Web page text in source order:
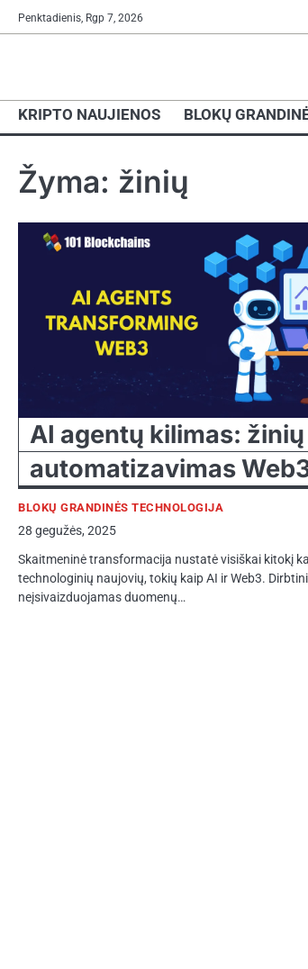
Skip
to
Penktadienis, Rgp 7, 2026
KRIPTO NAUJIENOS BLOKŲ
Žyma: žinių
AI agentų kilimas:
automatizavimas
BLOKŲ GRANDINĖS TECHNOLOGIJA
28 gegužės, 2025
Skaitmeninė transformacija nustatė visiškai kitokį
technologinių naujovių, tokių kaip AI ir Web3.
neįsivaizduojamas duomenų…